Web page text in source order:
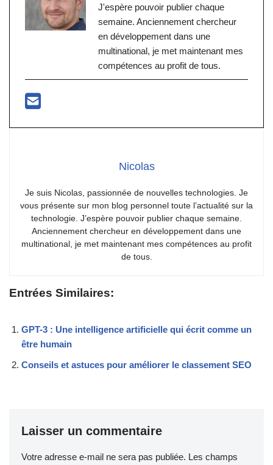
J'espère pouvoir publier chaque
semaine. Anciennement chercheur
en développement dans une
multinational, je met maintenant mes
compétences au profit de tous.
Nicolas
Je suis Nicolas, passionnée de nouvelles technologies. Je
vous présente sur mon blog personnel toute l’actualité sur la
technologie. J’espère pouvoir publier chaque semaine.
Anciennement chercheur en développement dans une
multinational, je met maintenant mes compétences au profit
de tous.
Entrées Similaires:
GPT-3 : Une intelligence artificielle qui écrit comme un
être humain
Conseils et astuces pour améliorer le classement SEO
Laisser un commentaire
Votre adresse e-mail ne sera pas publiée. Les champs